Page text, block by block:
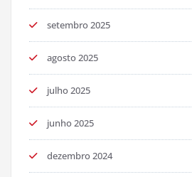
setembro 2025
agosto 2025
julho 2025
junho 2025
dezembro 2024